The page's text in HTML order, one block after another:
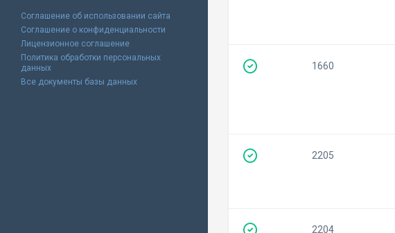
Соглашение об использовании сайта
Соглашение о конфиденциальности
Лицензионное соглашение
Политика обработки персональных
данных
Все документы базы данных
1660
2205
2204